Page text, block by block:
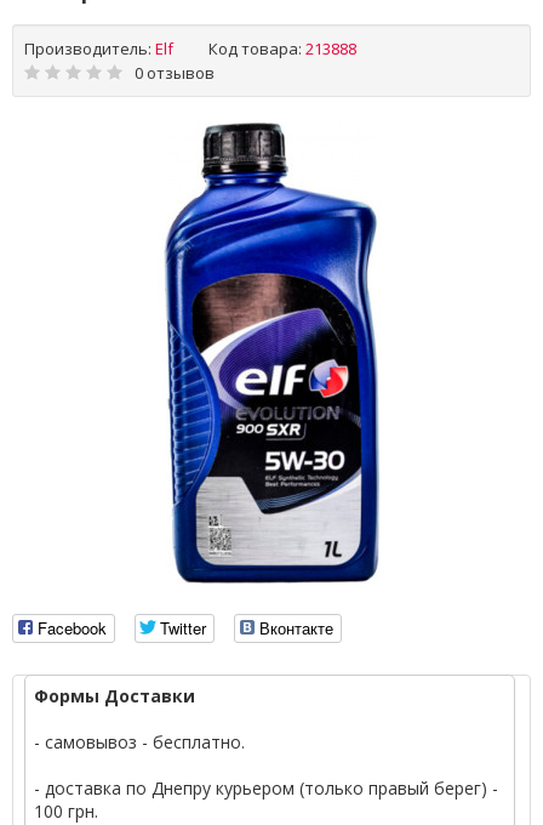
Производитель: Elf Код товара: 213888
0 отзывов
Facebook Twitter Вконтакте
Формы Доставки
- самовывоз - бесплатно.
- доставка по Днепру курьером (только правый берег) -
100 грн.